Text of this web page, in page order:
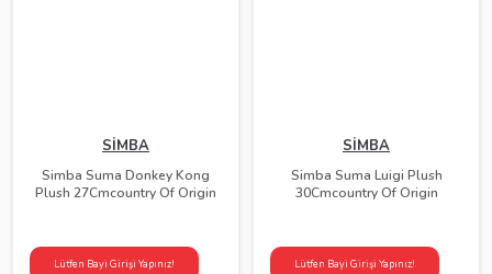
SİMBA
Simba Suma Donkey Kong
Plush 27Cmcountry Of Origin
Lütfen Bayi Girişi Yapınız!
SİMBA
Simba Suma Luigi Plush
30Cmcountry Of Origin
Lütfen Bayi Girişi Yapınız!